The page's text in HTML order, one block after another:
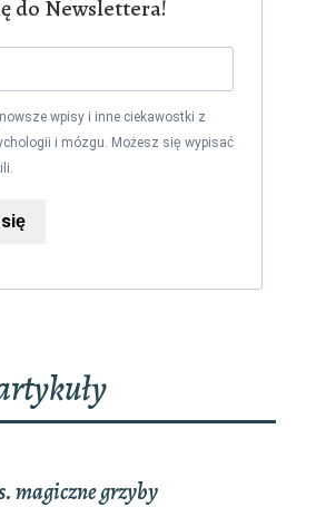
do Newslettera!
wpisy i inne ciekawostki z
i mózgu. Możesz się wypisać
magiczne grzyby